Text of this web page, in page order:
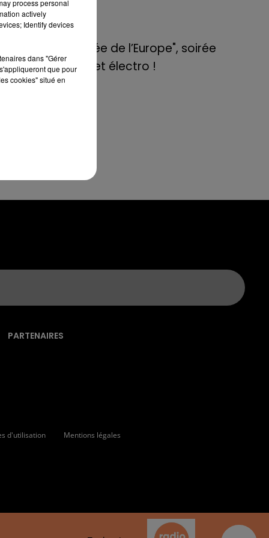
de E=M6
Aix : "Journée de l’Europe", soirée
danse et set électro !
PARTENAIRES
d'utilisation Mentions légales
process personal
actively
Identify devices
dans "Gérer
que pour
cookies" situé en